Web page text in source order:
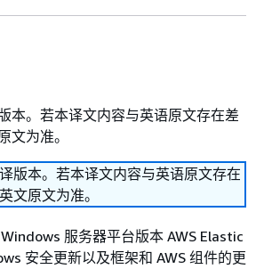
本。若本译文内容与英语原文存在差
文为准。
版本。若本译文内容与英语原文存在
文原文为准。
服务器平台版本 AWS Elastic
安全更新以及框架和 AWS 组件的更